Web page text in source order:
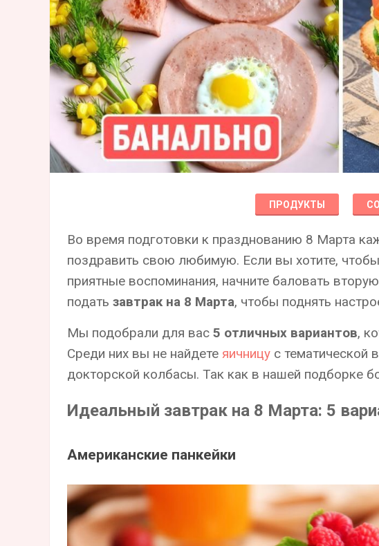
ПРОДУКТЫ
Во время подготовки к празднованию 8 Марта
поздравить свою любимую. Если вы хотите,
приятные воспоминания, начните баловать
подать завтрак на 8 Марта, чтобы поднять
Мы подобрали для вас 5 отличных вариантов,
Среди них вы не найдете яичницу с тематической
докторской колбасы. Так как в нашей подборке
Идеальный завтрак на 8 Марта: 5
Американские панкейки